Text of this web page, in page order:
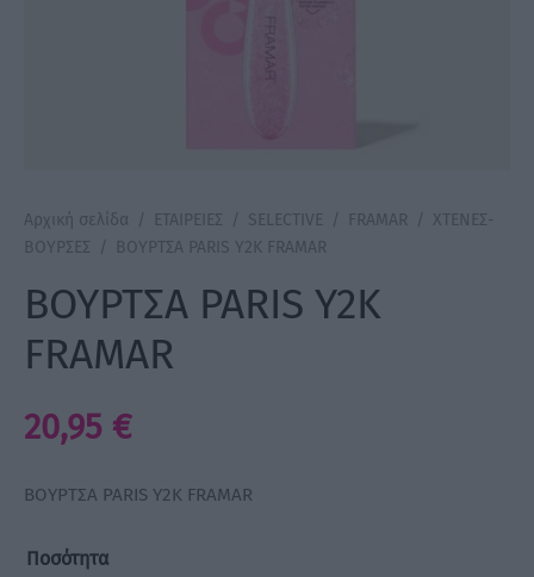
Αρχική σελίδα / ΕΤΑΙΡΕΙΕΣ / SELECTIVE / FRAMAR / ΧΤΕΝΕΣ-
ΒΟΥΡΣΕΣ / ΒΟΥΡΤΣΑ PARIS Y2K FRAMAR
ΒΟΥΡΤΣΑ PARIS Y2K
FRAMAR
20,95 €
ΒΟΥΡΤΣΑ PARIS Y2K FRAMAR
Ποσότητα